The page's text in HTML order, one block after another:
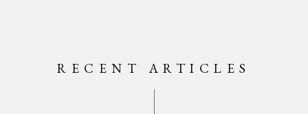
RECENT ARTICLES